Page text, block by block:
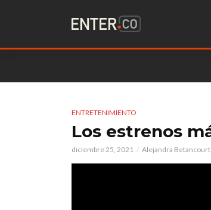
ENTRETENIMIENTO
Los estrenos
diciembre 25, 2021 Alejandra Betancourt